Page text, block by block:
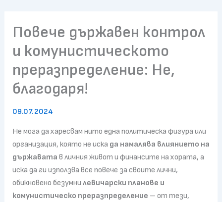
Повече държавен контрол
и комунистическото
преразпределение: Не,
благодаря!
09.07.2024
Не мога да харесвам нито една политическа фигура или
организация, която не иска да намалява влиянието на
държавата в личния живот и финансите на хората, а
иска да ги използва все повече за своите лични,
обикновено безумни левичарски планове и
комунистическо преразпределение – от тези,